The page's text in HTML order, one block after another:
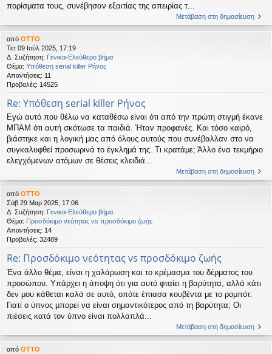
πορίσματα τους, συνέβησαν εξαιτίας της απειρίας τ...
Μετάβαση στη δημοσίευση
από OTTO
Τετ 09 Ιούλ 2025, 17:19
Δ. Συζήτηση: Γενικα-Ελεύθερο βήμα
Θέμα: Υπόθεση serial killer Ρήνος
Απαντήσεις: 11
Προβολές: 14525
Re: Υπόθεση serial killer Ρήνος
Εγώ αυτό που θέλω να καταθέσω είναι ότι από την πρώτη στιγμή έκανε
ΜΠΑΜ ότι αυτή σκότωσε τα παιδιά. Ήταν προφανές. Και τόσο καιρό,
βιάστηκε και η λογική μας από όλους αυτούς που συνέβαλλαν στο να
συγκαλυφθεί προσωρινά το έγκλημά της. Τι κρατάμε; Άλλο ένα τεκμήριο
ελεγχόμενων ατόμων σε θέσεις κλειδιά...
Μετάβαση στη δημοσίευση
από OTTO
Σάβ 29 Μαρ 2025, 17:06
Δ. Συζήτηση: Γενικα-Ελεύθερο βήμα
Θέμα: Προσδόκιμο νεότητας vs προσδόκιμο ζωής
Απαντήσεις: 14
Προβολές: 32489
Re: Προσδόκιμο νεότητας vs προσδόκιμο ζωής
Ένα άλλο θέμα, είναι η χαλάρωση και το κρέμασμα του δέρματος του
προσώπου. Υπάρχει η άποψη ότι για αυτό φταίει η βαρύτητα, αλλά κάτι
δεν μου κάθεται καλά σε αυτό, οπότε έπιασα κουβέντα με το ρομπότ:
Γιατί ο ύπνος μπορεί να είναι σημαντικότερος από τη βαρύτητα; Οι
πιέσεις κατά τον ύπνο είναι πολλαπλά...
Μετάβαση στη δημοσίευση
από OTTO